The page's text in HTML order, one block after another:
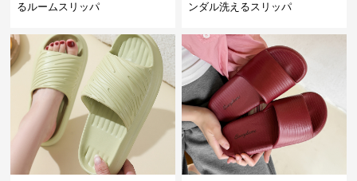
るルームスリッパ
ンダル洗えるスリッパ